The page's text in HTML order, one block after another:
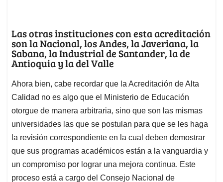
Las otras instituciones con esta acreditación
son la Nacional, los Andes, la Javeriana, la
Sabana, la Industrial de Santander, la de
Antioquia y la del Valle
Ahora bien, cabe recordar que la Acreditación de Alta
Calidad no es algo que el Ministerio de Educación
otorgue de manera arbitraria, sino que son las mismas
universidades las que se postulan para que se les haga
la revisión correspondiente en la cual deben demostrar
que sus programas académicos están a la vanguardia y
un compromiso por lograr una mejora continua. Este
proceso está a cargo del Consejo Nacional de